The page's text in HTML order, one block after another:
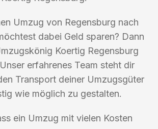
Umzug von Regensburg nach
dabei Geld sparen? Dann
Koertig Regensburg
erfahrenes Team steht dir
Transport deiner Umzugsgüter
wie möglich zu gestalten.
ein Umzug mit vielen Kosten